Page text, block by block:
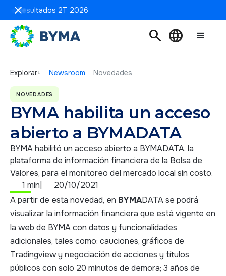
de Resultados 2T 2026
search language
Explorar+ Newsroom Novedades
NOVEDADES
BYMA habilita un acceso
abierto a BYMADATA
BYMA habilitó un acceso abierto a BYMADATA, la
plataforma de información financiera de la Bolsa de
Valores, para el monitoreo del mercado local sin costo.
1 min
20/10/2021
A partir de esta novedad, en BYMADATA se podrá
visualizar la información financiera que está vigente en
la web de BYMA con datos y funcionalidades
adicionales, tales como: cauciones, gráficos de
Tradingview y negociación de acciones y títulos
públicos con solo 20 minutos de demora; 3 años de